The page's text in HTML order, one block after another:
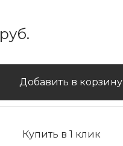
руб.
Добавить в корзину
Купить в 1 клик